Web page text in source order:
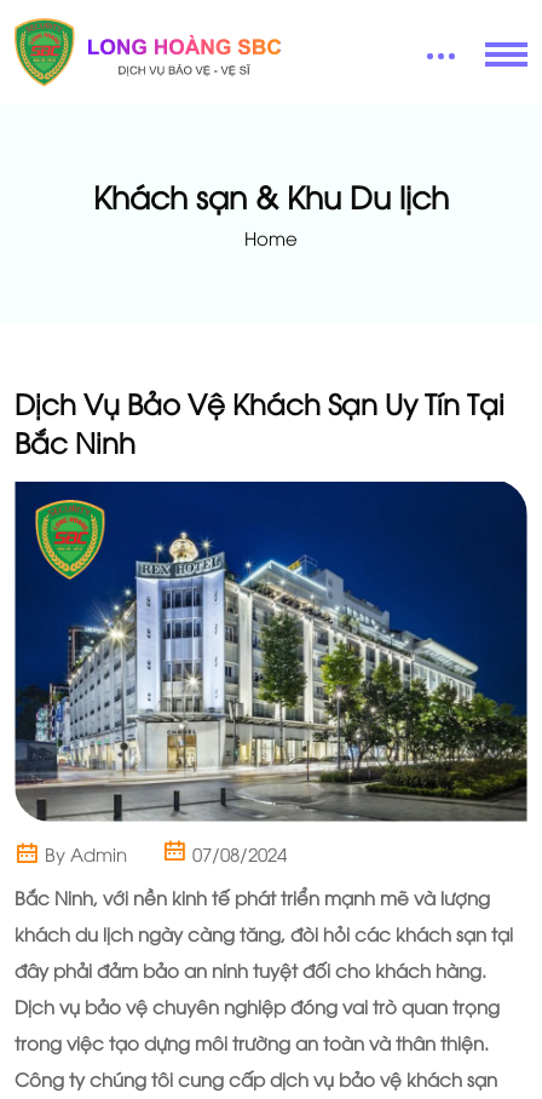
Khách sạn & Khu Du lịch
Home
Dịch Vụ Bảo Vệ Khách Sạn Uy Tín Tại
Bắc Ninh
By Admin
07/08/2024
Bắc Ninh, với nền kinh tế phát triển mạnh mẽ và lượng
khách du lịch ngày càng tăng, đòi hỏi các khách sạn tại
đây phải đảm bảo an ninh tuyệt đối cho khách hàng.
Dịch vụ bảo vệ chuyên nghiệp đóng vai trò quan trọng
trong việc tạo dựng môi trường an toàn và thân thiện.
Công ty chúng tôi cung cấp dịch vụ bảo vệ khách sạn